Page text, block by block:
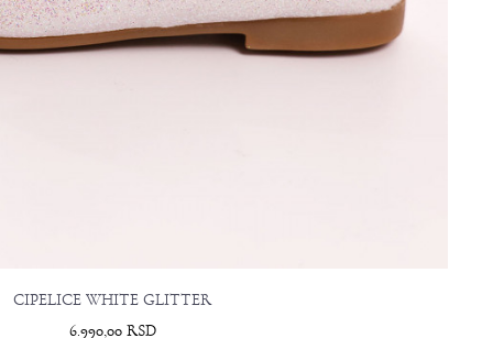
CIPELICE WHITE GLITTER
6.990,00 RSD